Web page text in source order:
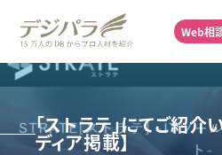
Web相
「ストラテ」にてご紹介
ディア掲載】